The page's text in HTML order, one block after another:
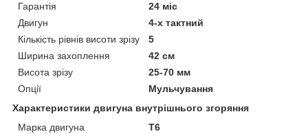
Гарантія
24 міс
Двигун
4-х тактний
Кількість рівнів висоти зрізу
5
Ширина захоплення
42 см
Висота зрізу
25-70 мм
Опції
Мульчування
Характеристики двигуна внутрішнього згоряння
Марка двигуна
Т6